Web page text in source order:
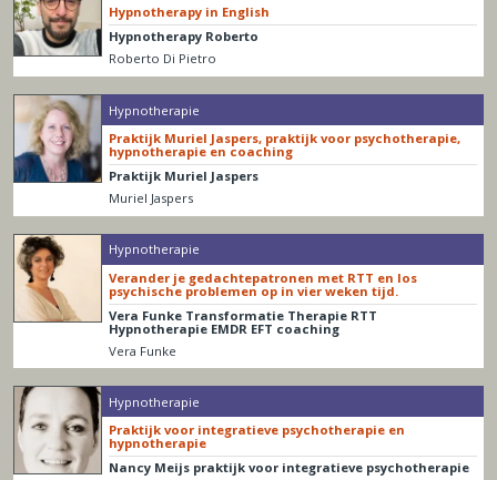
Hypnotherapy in English
Hypnotherapy Roberto
Roberto Di Pietro
Hypnotherapie
Praktijk Muriel Jaspers, praktijk voor psychotherapie,
hypnotherapie en coaching
Praktijk Muriel Jaspers
Muriel Jaspers
Hypnotherapie
Verander je gedachtepatronen met RTT en los
psychische problemen op in vier weken tijd.
Vera Funke Transformatie Therapie RTT
Hypnotherapie EMDR EFT coaching
Vera Funke
Hypnotherapie
Praktijk voor integratieve psychotherapie en
hypnotherapie
Nancy Meijs praktijk voor integratieve psychotherapie